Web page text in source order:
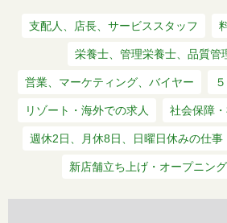
支配人、店長、サービススタッフ
栄養士、管理栄養士、品質管
営業、マーケティング、バイヤー
リゾート・海外での求人 社会保障
週休2日、月休8日、日曜日休みの仕事
新店舗立ち上げ・オープニン